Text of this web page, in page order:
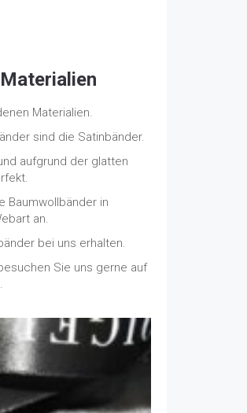
Materialien.
sind die Satinbänder.
aufgrund der glatten
Baumwollbänder in
an.
bei uns erhalten.
Sie uns gerne auf